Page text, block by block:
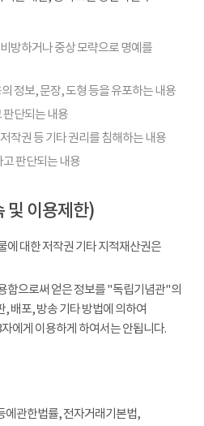
방하거나 중상 모략으로 명예를
정보, 문장, 도형 등을 유포하는 내용
판단되는 내용
작권 등 기타 권리를 침해하는 내용
판단되는 내용
및 이용제한)
대한 저작권 기타 지적재산권은
함으로써 얻은 정보를 "독립기념관"의
배포, 방송 기타 방법에 의하여
에게 이용하게 하여서는 안됩니다.
관한법률, 전자거래기본법,